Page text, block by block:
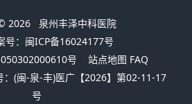
2026 泉州丰泽中科医院
号：闽ICP备16024177号
号
站点地图 FAQ
：(闽-泉-丰)医广【2026】第02-11-17
号